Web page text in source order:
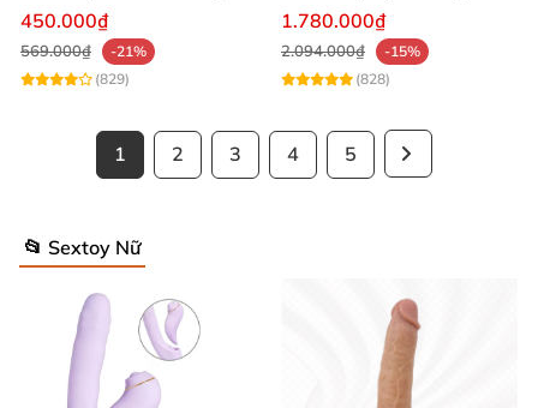
nữ mới dùng
450.000₫
569.000₫
-21%
(829)
Khoái Cảm
1.780.000₫
2.094.000₫
-15%
(828)
1 2 3 4 5
📂 Sextoy Nữ